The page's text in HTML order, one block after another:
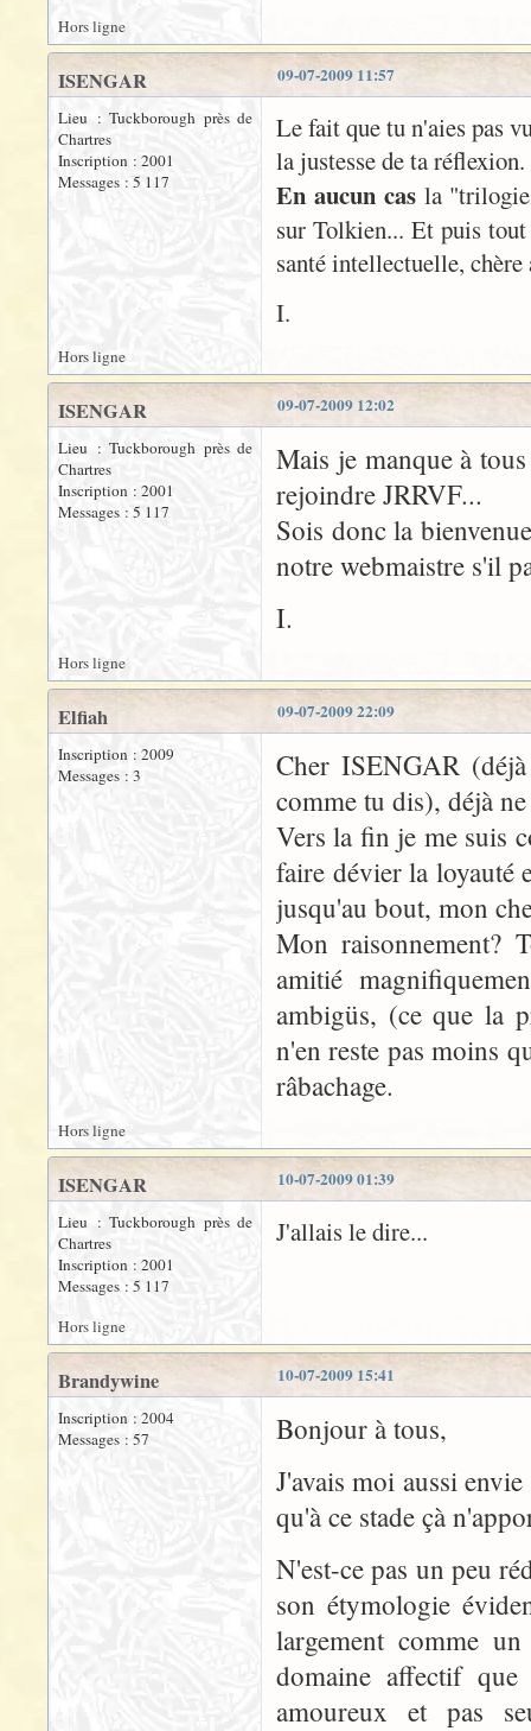
Hors ligne
09-07-2009 11:57
ISENGAR
Lieu : Tuckborough près de
Chartres
Inscription : 2001
Messages : 5 117
Le fait que tu n'aies pas
la justesse de ta réflexion.
En aucun casla "trilogie
sur Tolkien... Et puis
santé intellectuelle, chère
I.
Hors ligne
09-07-2009 12:02
ISENGAR
Lieu : Tuckborough près de
Chartres
Inscription : 2001
Messages : 5 117
Mais je manque à
rejoindre JRRVF...
Sois donc la
notre webmaistre s'il
I.
Hors ligne
09-07-2009 22:09
Elfiah
Inscription : 2009
Messages : 3
Cher ISENGAR
comme tu dis), déjà
Vers la fin je me suis
faire dévier la loyauté
jusqu'au bout, mon
Mon raisonnement?
amitié
ambigüs, (ce que la
n'en reste pas moins
râbachage.
Hors ligne
10-07-2009 01:39
ISENGAR
Lieu : Tuckborough près de
Chartres
Inscription : 2001
Messages : 5 117
J'allais le dire...
Hors ligne
10-07-2009 15:41
Brandywine
Inscription : 2004
Messages : 57
Bonjour à tous,
J'avais moi aussi
qu'à ce stade çà
N'est-ce pas un peu
son étymologie
largement comme
domaine affectif
amoureux et pas